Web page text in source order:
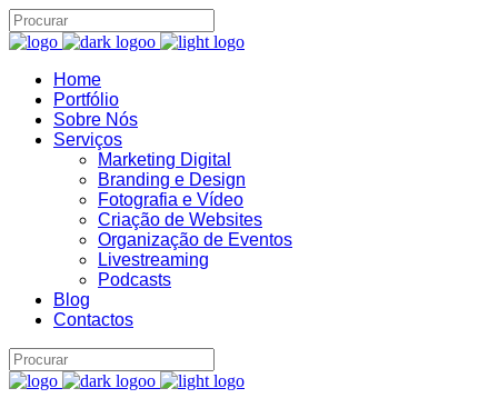
Home
Portfólio
Sobre Nós
Serviços
Marketing Digital
Branding e Design
Fotografia e Vídeo
Criação de Websites
Organização de Eventos
Livestreaming
Podcasts
Blog
Contactos
B22
Assistente IA · Brand22
Online